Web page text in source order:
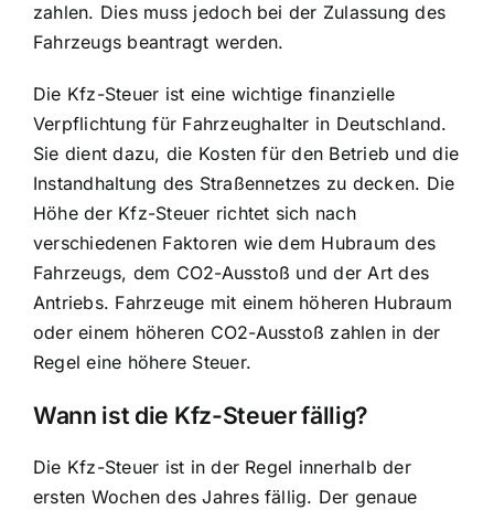
zahlen. Dies muss jedoch bei der Zulassung des
Fahrzeugs beantragt werden.
Die Kfz-Steuer ist eine wichtige finanzielle
Verpflichtung für Fahrzeughalter in Deutschland.
Sie dient dazu, die Kosten für den Betrieb und die
Instandhaltung des Straßennetzes zu decken. Die
Höhe der Kfz-Steuer richtet sich nach
verschiedenen Faktoren wie dem Hubraum des
Fahrzeugs, dem CO2-Ausstoß und der Art des
Antriebs. Fahrzeuge mit einem höheren Hubraum
oder einem höheren CO2-Ausstoß zahlen in der
Regel eine höhere Steuer.
Wann ist die Kfz-Steuer fällig?
Die Kfz-Steuer ist in der Regel innerhalb der
ersten Wochen des Jahres fällig. Der genaue